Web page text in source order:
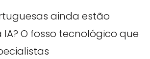
ainda estão
O fosso tecnológico que